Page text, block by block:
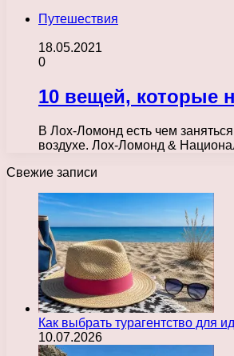
Путешествия
18.05.2021
0
10 вещей, которые
В Лох-Ломонд есть чем
воздухе. Лох-Ломонд &
Свежие записи
Как выбрать турагентство для
10.07.2026